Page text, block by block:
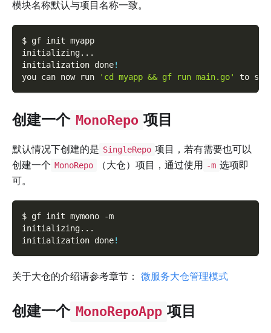
模块名称默认与项目名称一致。
$ gf init myapp
initializing.. .
initialization done!
you can now run
'cd myapp && gf run main.go' to
创建一个 MonoRepo 项目
默认情况下创建的是 SingleRepo 项目，若有需要也可以
创建一个 MonoRepo （大仓）项目，通过使用 -m 选项即
可。
$ gf init mymono
-m
initializing.. .
initialization done!
关于大仓的介绍请参考章节： 微服务大仓管理模式
创建一个 MonoRepoApp 项目